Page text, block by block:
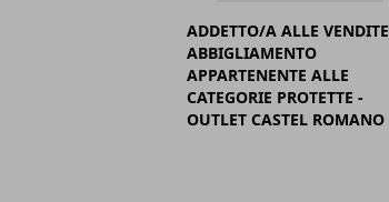
ADDETTO/A ALLE VENDITE
ABBIGLIAMENTO
APPARTENENTE ALLE
CATEGORIE PROTETTE -
OUTLET CASTEL ROMANO